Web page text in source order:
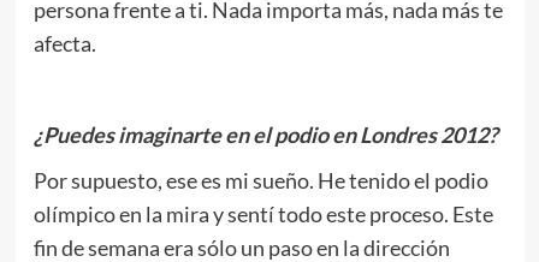
persona frente a ti. Nada importa más, nada más te
afecta.
¿Puedes imaginarte en el podio en Londres 2012?
Por supuesto, ese es mi sueño. He tenido el podio
olímpico en la mira y sentí todo este proceso. Este
fin de semana era sólo un paso en la dirección